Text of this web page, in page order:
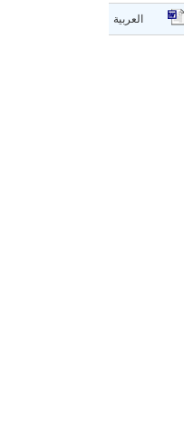
العربية